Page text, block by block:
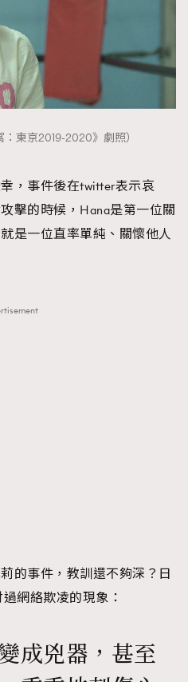
：東京2019-2020》劇照）
，事件後在twitter表示哀
擊的時候，Hana是第一位關
是一位直率單純、關懷他人
的事件，教訓還不夠深？日
網絡欺凌的現象：
成兇器，甚至